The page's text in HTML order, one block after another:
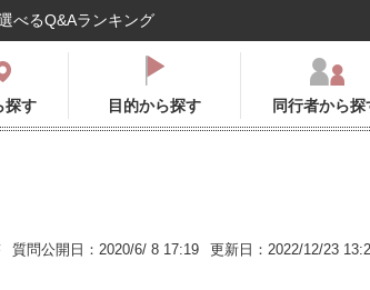
べるQ&Aランキング
探す 目的から探す 同行者から探
質問公開日：2020/6/ 8 17:19 更新日：2022/12/23